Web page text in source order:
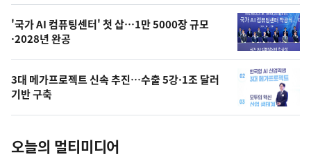
오
의
사
진
'국가 AI 컴퓨팅센터' 첫 삽…1만 5000장 규모
·2028년 완공
3대 메가프로젝트 신속 추진…수출 5강·1조 달러
기반 구축
오늘의 멀티미디어